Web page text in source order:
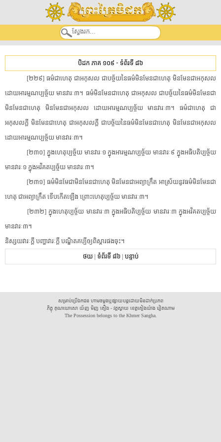
បិដក ភាគ ១០៩ - ទំព័រទី ៨៦
[២២៩] ធម៌​ជាហេតុ ជាអកុសល ជា​បច្ច័យ​នៃ​ធម៌​មិនមែន​ជាហេតុ មិនមែន​ជាអកុសល
ដោយ​អារម្មណ​ប្ប​ច្ច័​យ មាន​វារៈ៣។ ធម៌​មិនមែន​ជាហេតុ ជាអកុសល ជា​បច្ច័យ​នៃ​ធម៌​មិនមែន​ជា​
មិនមែន​ជាហេតុ មិនមែន​ជាអកុសល ដោយ​អារម្មណ​ប្ប​ច្ច័​យ មាន​វារៈ៣។ ធម៌​ជាហេតុ ជា
អកុសល​ក្តី មិនមែន​ជាហេតុ ជាអកុសល​ក្តី ជា​បច្ច័យ​នៃ​ធម៌​មិនមែន​ជាហេតុ មិនមែន​ជាអកុសល
ដោយ​អារម្មណ​ប្ប​ច្ច័​យ មាន​វារៈ៣។
[២៣០] ក្នុង​ហេតុ​ប្ប​ច្ច័​យ មាន​វារៈ១ ក្នុង​អារម្មណ​ប្ប​ច្ច័​យ មាន​វារៈ៩ ក្នុង​អធិបតិ​ប្ប​ច្ច័​យ
មាន​វារៈ១ ក្នុង​អវិ​គត​ប្ប​ច្ច័​យ មាន​វារៈ៣។
[២៣១] ធម៌​មិន​មែ​ជា​មិនមែន​ជាហេតុ មិនមែន​ជា​អព្យាក្រឹត អាស្រ័យ​នូវ​ធម៌​មិនមែន​ជា
ហេតុ ជា​អព្យាក្រឹត ទើប​កើតឡើង ព្រោះ​ហេតុ​ប្ប​ច្ច័​យ មាន​វារៈ៣។
[២៣២] ក្នុង​ហេតុ​ប្ប​ច្ច័​យ មាន​វារៈ៣ ក្នុង​អធិបតិ​ប្ប​ច្ច័​យ មាន​វារៈ៣ ក្នុង​អវិ​គត​ប្ប​ច្ច័​យ
មាន​វារៈ៣។
និស្សយ​វារៈ​ក្តី បញ្ហា​វារៈ​ក្តី បណ្ឌិត​គប្បី​ឲ្យ​ពិស្តារ​ផង​ចុះ។
ថយ| ទំព័រទី ៨៦| បន្ទាប់
សម្រាប់ប្រើឯកជន ហាមចម្លងឬផ្សាយបន្តដោយមិនដាក់ប្រភព
ភិក្ខុ គុណឃោសោ យ័ញ មិញ គឿង - វត្តស្វាយ ខេត្តគៀងយ៉ាង វៀតណាម
The Possession belongs to the Khmer Sangha.